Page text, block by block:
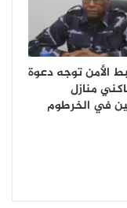
الأمن توجه دعوة
منازل
في الخرطوم